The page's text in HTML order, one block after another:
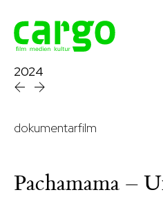
2024
dokumentarfilm
Pachamama –